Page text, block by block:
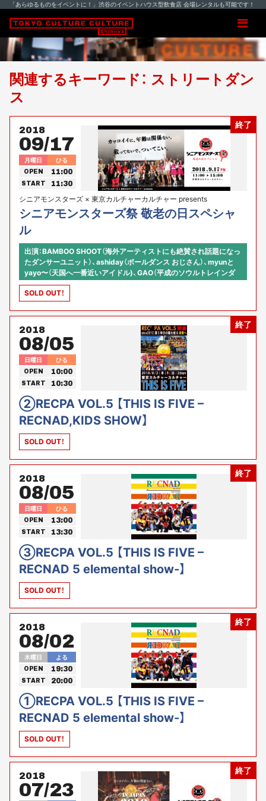
「あらゆるものをイベントに！」渋谷のイベントハウス型飲食店 会場レンタルも可能です！
関連するキーワード： ストリートダン
ス
終了
2018
09/17
月曜日 ひる
OPEN 11:00
START 11:30
シニアモンスターズ × 東京カルチャーカルチャー presents
シニアモンスターズ祭 敬老の日スペシャ
ル
出演：BAMBOO SHOOT（海外アーティストにも絶賛され話題になっ
たダンサーユニット）、ashiday（ポールダンス おじさん）、myunと
yayo〜（天国へ一番近いアイドル)、GAO（平成のソウルトレインダ
ンサー）、昭和ガールズ（平均年齢59歳のチアリーダーグループ）、他
シニアモンスターズより11名 【司会】川原雅大（株式会社オースタン
ス）×河原あず（東京カルチャーカルチャー コミュニティ・アクセラ
レーター） 【プロデュース】株式会社オースタンス × 河原あず
SOLD OUT！
終了
2018
08/05
日曜日 ひる
OPEN 10:00
START 10:30
②RECPA VOL.5 【THIS IS FIVE –
RECNAD,KIDS SHOW】
SOLD OUT！
終了
2018
08/05
日曜日 ひる
OPEN 13:00
START 13:30
③RECPA VOL.5 【THIS IS FIVE –
RECNAD 5 elemental show-】
SOLD OUT！
終了
2018
08/02
木曜日 よる
OPEN 19:30
START 20:00
①RECPA VOL.5 【THIS IS FIVE –
RECNAD 5 elemental show-】
SOLD OUT！
終了
2018
07/23